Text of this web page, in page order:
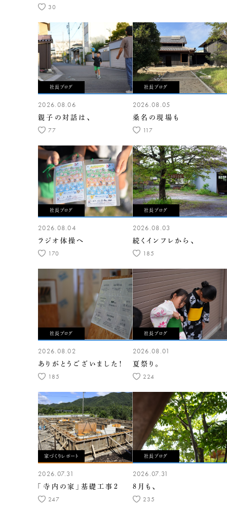
30
社長ブログ
2026.08.06
親子の対話は、
77
社長ブログ
2026.08.05
桑名の現場も
117
社長ブログ
2026.08.04
ラジオ体操へ
170
社長ブログ
2026.08.03
続くインフレから、
185
社長ブログ
2026.08.02
ありがとうございました！
185
社長ブログ
2026.08.01
夏祭り。
224
家づくりレポート
2026.07.31
「寺内の家」基礎工事2
247
社長ブログ
2026.07.31
8月も、
235